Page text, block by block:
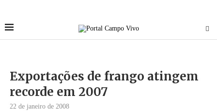
Exportações de frango atingem
recorde em 2007
22 de janeiro de 2008